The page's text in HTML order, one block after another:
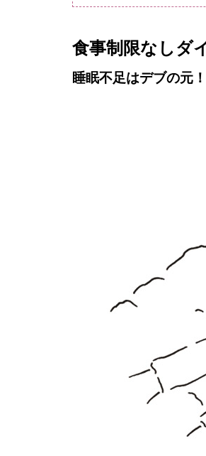
食事制限なしダ
睡眠不足はデブの元